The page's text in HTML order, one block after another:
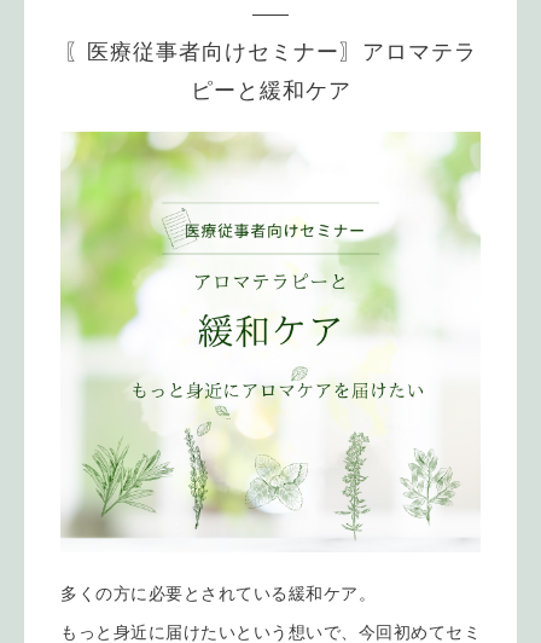
〖医療従事者向けセミナー〗アロマテラ
ピーと緩和ケア
多くの方に必要とされている緩和ケア。
もっと身近に届けたいという想いで、今回初めてセミ